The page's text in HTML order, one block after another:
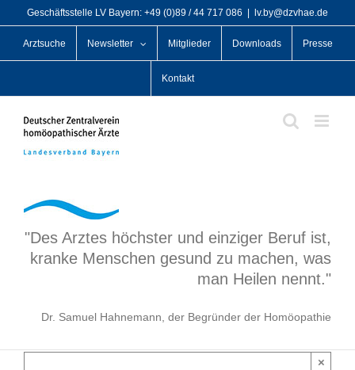
Inhalt
springen
Geschäftsstelle LV Bayern: +49 (0)89 / 44 717 086 lv.by@dzvhae.de
Arztsuche Newsletter Mitglieder Downloads Presse
Kontakt
"Des Arztes höchster und einziger Beruf ist,
kranke Menschen gesund zu machen, was
man Heilen nennt."
Dr. Samuel Hahnemann, der Begründer der Homöopathie
×